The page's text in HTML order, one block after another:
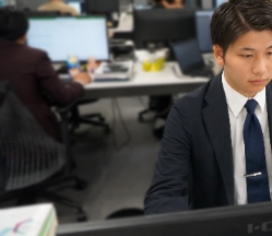
【株
会
社
イ
ニ
テ